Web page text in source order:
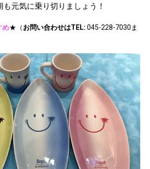
元気に乗り切りましょう！
め★（お問い合わせはTEL: 045-228-7030ま